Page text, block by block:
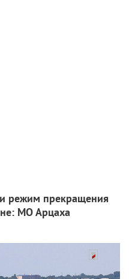
режим прекращения
МО Арцаха